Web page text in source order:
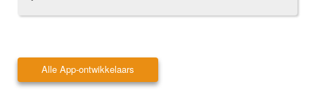
Alle App-ontwikkelaars